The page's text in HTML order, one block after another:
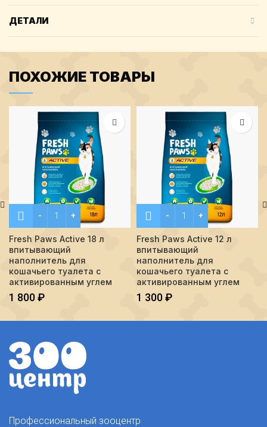
ДЕТАЛИ
ПОХОЖИЕ ТОВАРЫ
Количество Fresh Paws Active 18 л впитывающий
Fresh Paws Active 18 л
впитывающий
наполнитель для
кошачьего туалета с
активированным углем
1 800₽
Количество Fresh Paws
Fresh Paws Active 12 л
впитывающий
наполнитель для
кошачьего туалета с
активированным углем
1 300₽
Профессиональный зооцентр